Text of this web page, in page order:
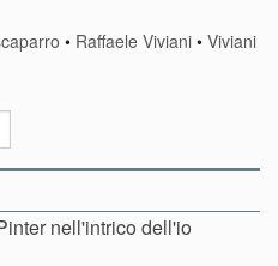
• Raffaele Viviani •Viviani
nell'intrico dell'io